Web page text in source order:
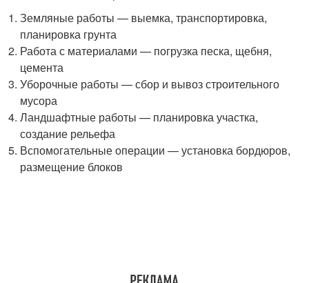
Земляные работы — выемка, транспортировка,
планировка грунта
Работа с материалами — погрузка песка, щебня,
цемента
Уборочные работы — сбор и вывоз строительного
мусора
Ландшафтные работы — планировка участка,
создание рельефа
Вспомогательные операции — установка бордюров,
размещение блоков